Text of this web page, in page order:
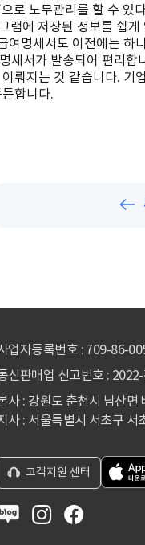
로 노무관리를 할 수
램에 저장된 정보를 쉽
여명세서도 이전에는
세서가 발송되어 편리
뤄지는 것 같습니다.
합니다.
업자등록번호 : 709-86-
신판매업 신고번호 :
사 : 강원도 춘천시 남산
사 : 서울특별시 서초구 서
고객지원 센터